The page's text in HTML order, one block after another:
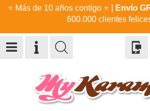
⭐ Más de 10 años contigo ⭐ Envío
600.000 clientes